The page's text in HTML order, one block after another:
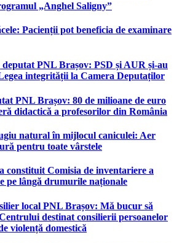
„Anghel Saligny”
Pacienții pot beneficia de examinare
PNL Brașov: PSD și AUR și-au
integrității la Camera Deputaților
PNL Brașov: 80 de milioane de euro
didactică a profesorilor din România
natural în mijlocul caniculei: Aer
pentru toate vârstele
constituit Comisia de inventariere a
pe lângă drumurile naționale
local PNL Brașov: Mă bucur să
destinat consilierii persoanelor
violență domestică